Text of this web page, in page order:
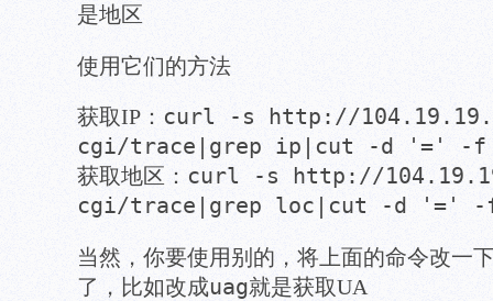
是地区
使用它们的方法
获取IP： curl -s http://
cgi/trace|grep ip|cut -d '=' -f
获取地区： curl -s http://
cgi/trace|grep loc|cut -d '='
当然，你要使用别的，将上面的命令改一
了，比如改成uag就是获取UA